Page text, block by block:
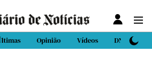
Opinião Vídeos DN Sport